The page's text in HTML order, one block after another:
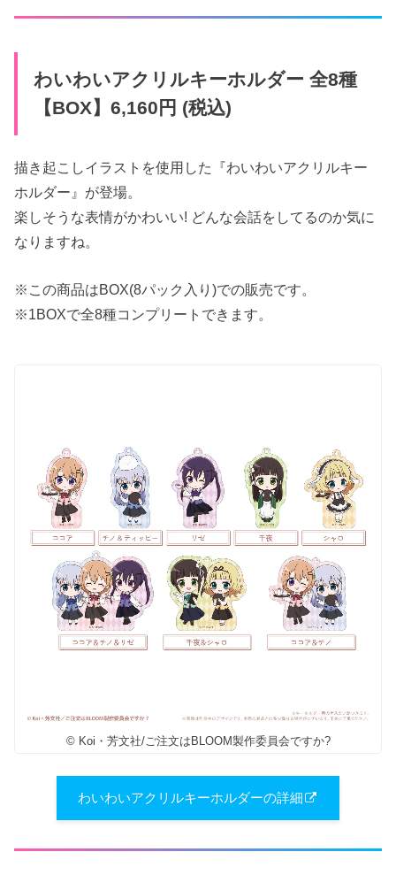
わいわい​アクリルキーホルダー 全8種
【BOX】6,160円 (税込)
描き起こしイラストを使用した『わいわいアクリルキー
ホルダー』が登場。
楽しそうな表情がかわいい! どんな会話をしてるのか気に
なりますね。
※この商品はBOX(8パック入り)での販売です。
※1BOXで全8種コンプリートできます。
© Koi・芳文社/ご注文はBLOOM製作委員会ですか?
わいわい​アクリルキーホルダーの詳細